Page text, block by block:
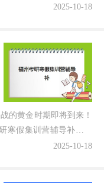
2025-10-18
的黄金时期即将到来！
寒假集训营辅导补习辅
名选到真正高...2025-10-18